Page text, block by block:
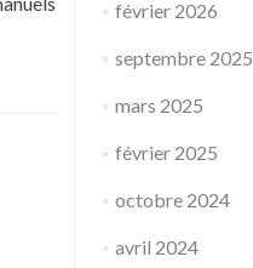
février 2026
septembre 2025
mars 2025
février 2025
octobre 2024
avril 2024